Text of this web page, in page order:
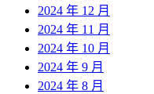
2024 年 12 月
2024 年 11 月
2024 年 10 月
2024 年 9 月
2024 年 8 月